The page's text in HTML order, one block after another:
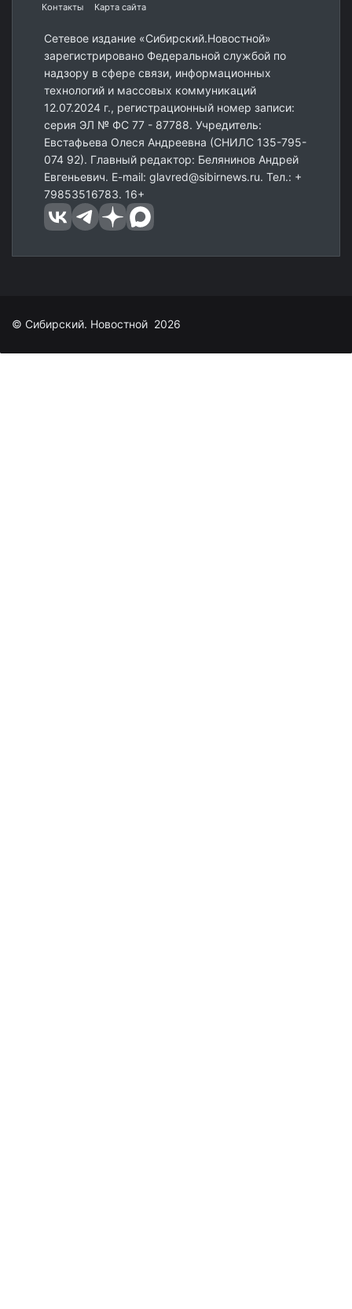
Контакты
Карта сайта
Сетевое издание «Сибирский.Новостной»
зарегистрировано Федеральной службой по
надзору в сфере связи, информационных
технологий и массовых коммуникаций
12.07.2024 г., регистрационный номер записи:
серия ЭЛ № ФС 77 - 87788. Учредитель:
Евстафьева Олеся Андреевна (СНИЛС 135-795-
074 92). Главный редактор: Белянинов Андрей
Евгеньевич. E-mail: glavred@sibirnews.ru. Тел.: +
79853516783. 16+
© Сибирский. Новостной 2026